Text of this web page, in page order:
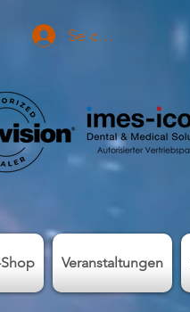
Se connecter
Veranstaltungen